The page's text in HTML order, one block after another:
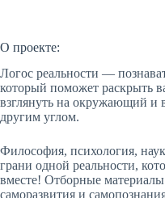
О проекте:
Логос реальности —
который поможет раскрыть
взглянуть на окружающий и
другим углом.
Философия, психология,
грани одной реальности,
вместе! Отборные
саморазвития и